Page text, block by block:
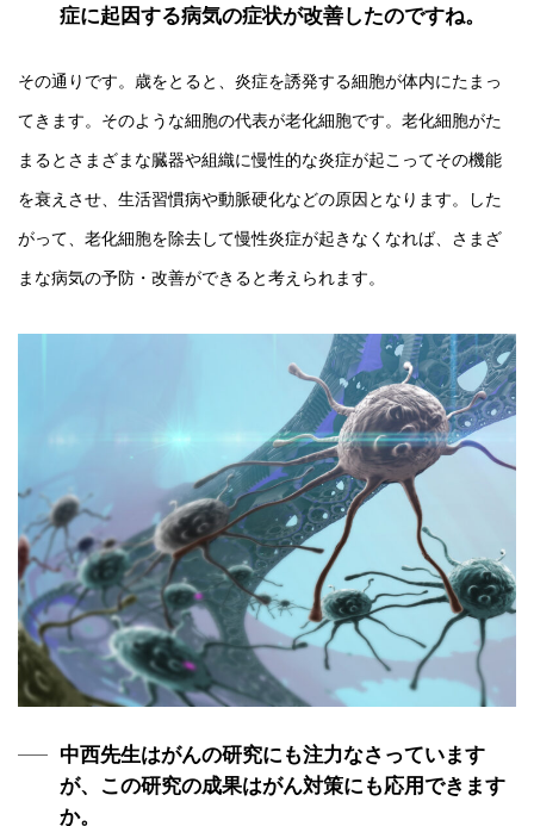
症に起因する病気の症状が改善したのですね。
その通りです。歳をとると、炎症を誘発する細胞が体内にたまっ
てきます。そのような細胞の代表が老化細胞です。老化細胞がた
まるとさまざまな臓器や組織に慢性的な炎症が起こってその機能
を衰えさせ、生活習慣病や動脈硬化などの原因となります。した
がって、老化細胞を除去して慢性炎症が起きなくなれば、さまざ
まな病気の予防・改善ができると考えられます。
中西先生はがんの研究にも注力なさっています
が、この研究の成果はがん対策にも応用できます
か。